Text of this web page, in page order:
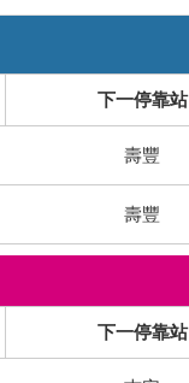
下一停靠站
壽豐
壽豐
下一停靠站